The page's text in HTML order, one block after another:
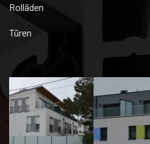
Rolläden
Türen